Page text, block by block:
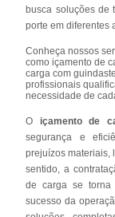
busca soluções de
porte em diferentes
Conheça nossos
como içamento de
carga com
profissionais
necessidade de
O içamento de
segurança e
prejuízos materiais,
sentido, a
de carga se torna
sucesso da